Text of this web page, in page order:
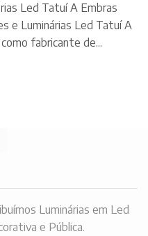
Led Tatuí A Embras
e Luminárias Led Tatuí A
fabricante de...
Luminárias em Led
e Pública.